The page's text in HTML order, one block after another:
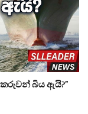
බිය ඇයි?”